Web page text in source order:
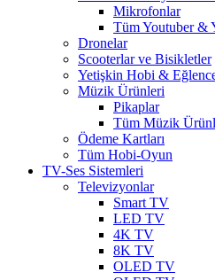
Mikrofonlar
Tüm Youtuber &
Dronelar
Scooterlar ve Bisikletler
Yetişkin Hobi &
Müzik Ürünleri
Pikaplar
Tüm Müzik
Ödeme Kartları
Tüm Hobi-Oyun
TV-Ses Sistemleri
Televizyonlar
Smart TV
LED TV
4K TV
8K TV
OLED TV